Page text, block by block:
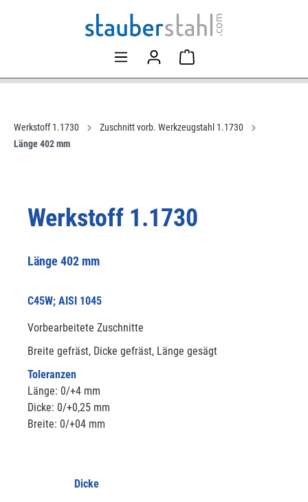
Werkstoff 1.1730
Zuschnitt vorb. Werkzeugstahl 1.1730
Länge 402 mm
Werkstoff 1.1730
Länge 402 mm
C45W; AISI 1045
Vorbearbeitete Zuschnitte
Breite gefräst, Dicke gefräst, Länge gesägt
Toleranzen
Länge: 0/+4 mm
Dicke: 0/+0,25 mm
Breite: 0/+04 mm
Dicke